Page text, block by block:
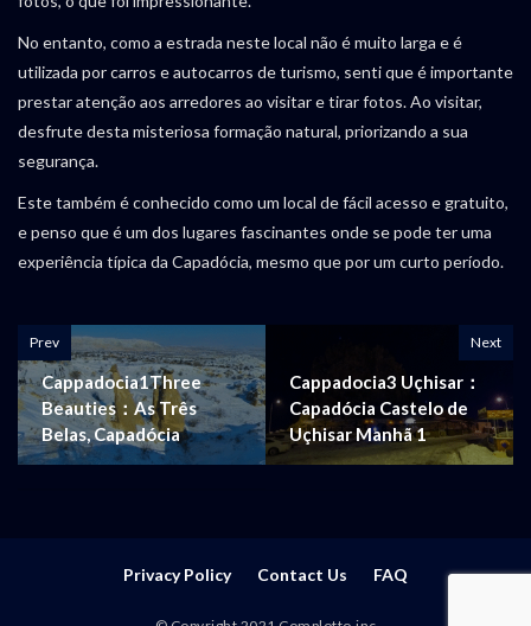
No entanto, como a estrada neste local não é muito larga e é
utilizada por carros e autocarros de turismo, senti que é importante
prestar atenção aos arredores ao visitar e tirar fotos. Ao visitar,
desfrute desta misteriosa formação natural, priorizando a sua
segurança.
Este também é conhecido como um local de fácil acesso e gratuito,
e penso que é um dos lugares fascinantes onde se pode ter uma
experiência típica da Capadócia, mesmo que por um curto período.
Prev
Cappadocia1Three
Beauties：As Três
Belas, Capadócia
Next
Cappadocia3 Uçhisar：
Capadócia Castelo de
Uçhisar Manhã 1
Privacy Policy Contact Us FAQ